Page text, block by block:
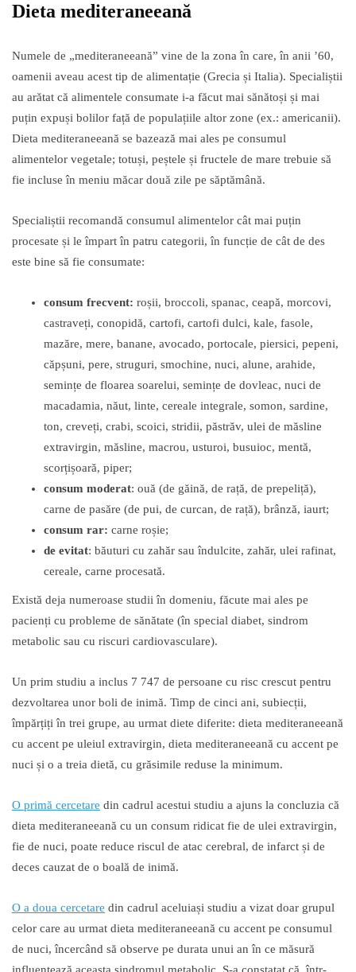
Dieta mediteraneeană
Numele de „mediteraneeană” vine de la zona în care, în anii ’60,
oamenii aveau acest tip de alimentație (Grecia și Italia). Specialiștii
au arătat că alimentele consumate i-a făcut mai sănătoși și mai
puțin expuși bolilor față de populațiile altor zone (ex.: americanii).
Dieta mediteraneeană se bazează mai ales pe consumul
alimentelor vegetale; totuși, peștele și fructele de mare trebuie să
fie incluse în meniu măcar două zile pe săptămână.
Specialiștii recomandă consumul alimentelor cât mai puțin
procesate și le împart în patru categorii, în funcție de cât de des
este bine să fie consumate:
consum frecvent: roșii, broccoli, spanac, ceapă, morcovi,
castraveți, conopidă, cartofi, cartofi dulci, kale, fasole,
mazăre, mere, banane, avocado, portocale, piersici, pepeni,
căpșuni, pere, struguri, smochine, nuci, alune, arahide,
semințe de floarea soarelui, semințe de dovleac, nuci de
macadamia, năut, linte, cereale integrale, somon, sardine,
ton, creveți, crabi, scoici, stridii, păstrăv, ulei de măsline
extravirgin, măsline, macrou, usturoi, busuioc, mentă,
scorțișoară, piper;
consum moderat: ouă (de găină, de rață, de prepeliță),
carne de pasăre (de pui, de curcan, de rață), brânză, iaurt;
consum rar: carne roșie;
de evitat: băuturi cu zahăr sau îndulcite, zahăr, ulei rafinat,
cereale, carne procesată.
Există deja numeroase studii în domeniu, făcute mai ales pe
pacienți cu probleme de sănătate (în special diabet, sindrom
metabolic sau cu riscuri cardiovasculare).
Un prim studiu a inclus 7 747 de persoane cu risc crescut pentru
dezvoltarea unor boli de inimă. Timp de cinci ani, subiecții,
împărțiți în trei grupe, au urmat diete diferite: dieta mediteraneeană
cu accent pe uleiul extravirgin, dieta mediteraneeană cu accent pe
nuci și o a treia dietă, cu grăsimile reduse la minimum.
O primă cercetare din cadrul acestui studiu a ajuns la concluzia că
dieta mediteraneeană cu un consum ridicat fie de ulei extravirgin,
fie de nuci, poate reduce riscul de atac cerebral, de infarct și de
deces cauzat de o boală de inimă.
O a doua cercetare din cadrul aceluiași studiu a vizat doar grupul
celor care au urmat dieta mediteraneeană cu accent pe consumul
de nuci, încercând să observe pe durata unui an în ce măsură